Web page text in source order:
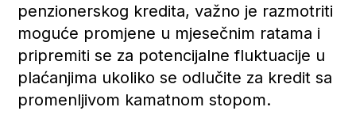
penzionerskog kredita, važno je razmotriti
moguće promjene u mjesečnim ratama i
pripremiti se za potencijalne fluktuacije u
plaćanjima ukoliko se odlučite za kredit sa
promenljivom kamatnom stopom.